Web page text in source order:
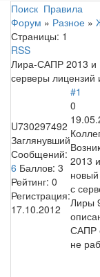
Поиск Правила
Форум » Разное »
Страницы: 1
RSS
Лира-САПР 2013 и
серверы лицензий
U730297492
Заглянувший
Сообщений:
6 Баллов: 3
Рейтинг: 0
Регистрация:
17.10.2012
#1
0
2013
с
Лиры
САПР
не